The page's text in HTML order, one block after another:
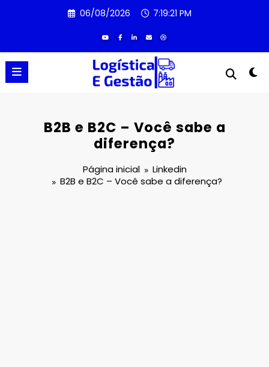
06/08/2026 7:19:21 PM
B2B e B2C – Você sabe a
diferença?
Página inicial
Linkedin
B2B e B2C – Você sabe a diferença?